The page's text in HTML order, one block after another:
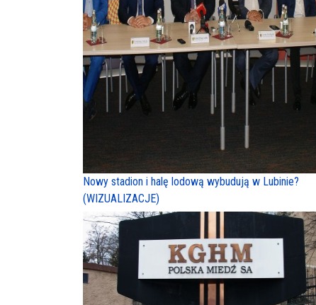
Nowy stadion i halę lodową wybudują w Lubinie?
(WIZUALIZACJE)